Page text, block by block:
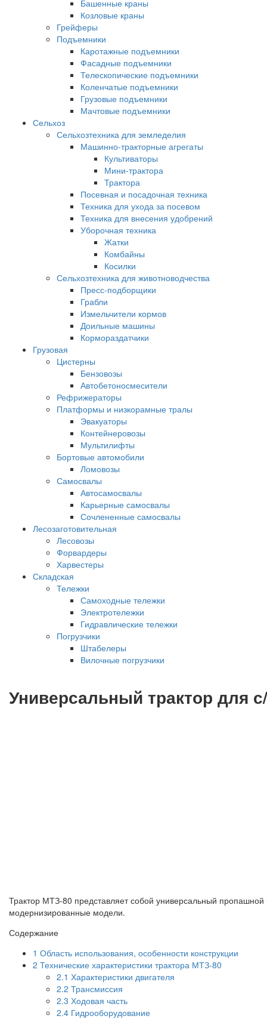
Башенные краны
Козловые краны
Грейферы
Подъемники
Каротажные подъемники
Фасадные подъемники
Телескопические подъемники
Коленчатые подъемники
Грузовые подъемники
Мачтовые подъемники
Сельхоз
Сельхозтехника для земледелия
Машинно-тракторные агрегаты
Культиваторы
Мини-трактора
Трактора
Посевная и посадочная техника
Техника для ухода за посевом
Техника для внесения удобрений
Уборочная техника
Жатки
Комбайны
Косилки
Сельхозтехника для животноводчества
Пресс-подборщики
Грабли
Измельчители кормов
Доильные машины
Кормораздатчики
Грузовая
Цистерны
Бензовозы
Автобетоносмесители
Рефрижераторы
Платформы и низкорамные тралы
Эвакуаторы
Контейнеровозы
Мультилифты
Бортовые автомобили
Ломовозы
Самосвалы
Автосамосвалы
Карьерные самосвалы
Сочлененные самосвалы
Лесозаготовительная
Лесовозы
Форвардеры
Харвестеры
Складская
Тележки
Самоходные тележки
Электротележки
Гидравлические тележки
Погрузчики
Штабелеры
Вилочные погрузчики
Универсальный трактор для
Трактор МТЗ-80 представляет собой универсальный
модернизированные модели.
Содержание
1 Область использования, особенности конструкции
2 Технические характеристики трактора МТЗ-80
2.1 Характеристики двигателя
2.2 Трансмиссия
2.3 Ходовая часть
2.4 Гидрооборудование